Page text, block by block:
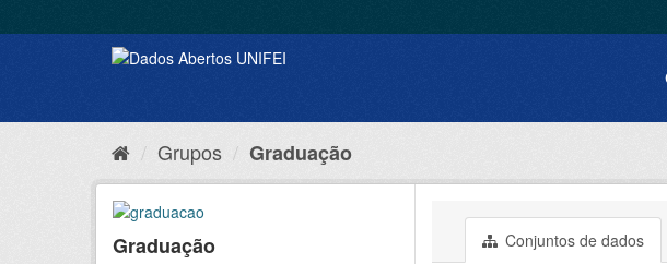
Grupos Graduação
Graduação Conjuntos de dados